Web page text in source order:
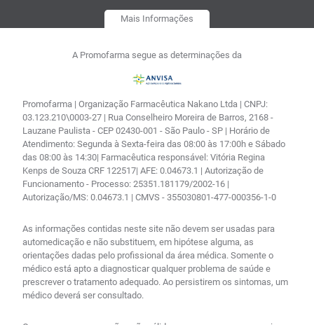
Mais Informações
A Promofarma segue as determinações da
Promofarma | Organização Farmacêutica Nakano Ltda | CNPJ:
03.123.210\0003-27 | Rua Conselheiro Moreira de Barros, 2168 -
Lauzane Paulista - CEP 02430-001 - São Paulo - SP | Horário de
Atendimento: Segunda à Sexta-feira das 08:00 às 17:00h e Sábado
das 08:00 às 14:30| Farmacêutica responsável: Vitória Regina
Kenps de Souza CRF 122517| AFE: 0.04673.1 | Autorização de
Funcionamento - Processo: 25351.181179/2002-16 |
Autorização/MS: 0.04673.1 | CMVS - 355030801-477-000356-1-0
As informações contidas neste site não devem ser usadas para
automedicação e não substituem, em hipótese alguma, as
orientações dadas pelo profissional da área médica. Somente o
médico está apto a diagnosticar qualquer problema de saúde e
prescrever o tratamento adequado. Ao persistirem os sintomas, um
médico deverá ser consultado.